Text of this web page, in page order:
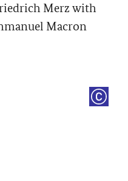
Merz with
Macron